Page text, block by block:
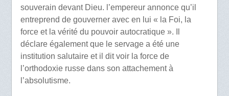
souverain devant Dieu. l’empereur annonce qu’il
entreprend de gouverner avec en lui « la Foi, la
force et la vérité du pouvoir autocratique ». Il
déclare également que le servage a été une
institution salutaire et il dit voir la force de
l’orthodoxie russe dans son attachement à
l’absolutisme.